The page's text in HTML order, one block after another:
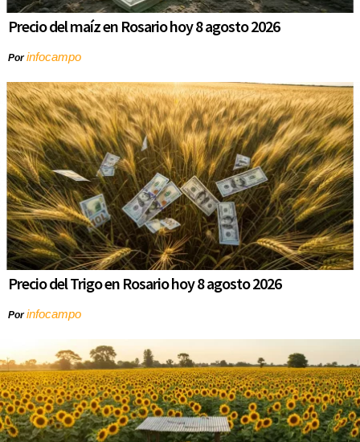
Precio del maíz en Rosario hoy 8 agosto 2026
Porinfocampo
Precio del Trigo en Rosario hoy 8 agosto 2026
Porinfocampo